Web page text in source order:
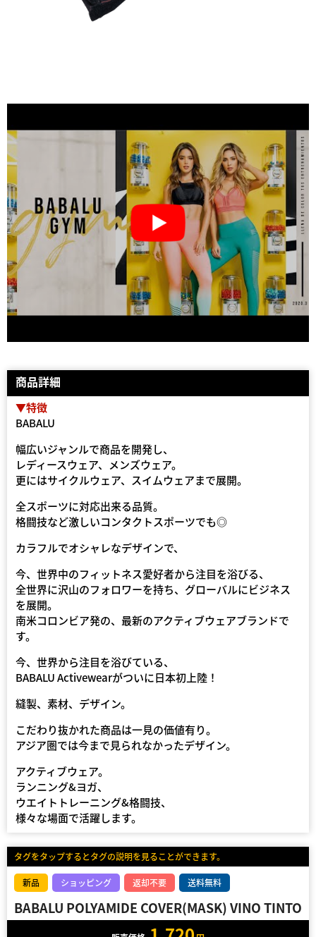
商品詳細
▼特徴
BABALU
幅広いジャンルで商品を開発し、
レディースウェア、メンズウェア。
更にはサイクルウェア、スイムウェアまで展開。
全スポーツに対応出来る品質。
格闘技など激しいコンタクトスポーツでも◎
カラフルでオシャレなデザインで、
今、世界中のフィットネス愛好者から注目を浴びる、
全世界に沢山のフォロワーを持ち、グローバルにビジネス
を展開。
南米コロンビア発の、最新のアクティブウェアブランドで
す。
今、世界から注目を浴びている、
BABALU Activewearがついに日本初上陸！
縫製、素材、デザイン。
こだわり抜かれた商品は一見の価値有り。
アジア圏では今まで見られなかったデザイン。
アクティブウェア。
ランニング&ヨガ、
ウエイトトレーニング&格闘技、
様々な場面で活躍します。
タグをタップするとタグの説明を見ることができます。
新品 ショッピング 返却不要 送料無料
BABALU POLYAMIDE COVER(MASK) VINO TINTO